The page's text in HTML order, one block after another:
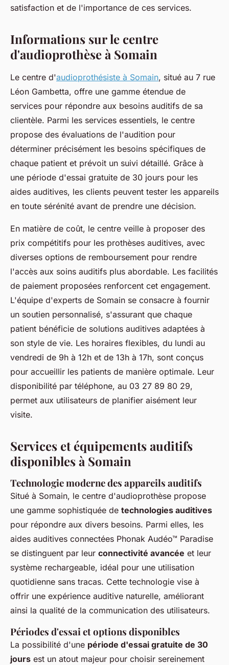
satisfaction et de l'importance de ces services.
Informations sur le centre
d'audioprothèse à Somain
Le centre d'audioprothésiste à Somain, situé au 7 rue
Léon Gambetta, offre une gamme étendue de
services pour répondre aux besoins auditifs de sa
clientèle. Parmi les services essentiels, le centre
propose des évaluations de l'audition pour
déterminer précisément les besoins spécifiques de
chaque patient et prévoit un suivi détaillé. Grâce à
une période d'essai gratuite de 30 jours pour les
aides auditives, les clients peuvent tester les appareils
en toute sérénité avant de prendre une décision.
En matière de coût, le centre veille à proposer des
prix compétitifs pour les prothèses auditives, avec
diverses options de remboursement pour rendre
l'accès aux soins auditifs plus abordable. Les facilités
de paiement proposées renforcent cet engagement.
L'équipe d'experts de Somain se consacre à fournir
un soutien personnalisé, s'assurant que chaque
patient bénéficie de solutions auditives adaptées à
son style de vie. Les horaires flexibles, du lundi au
vendredi de 9h à 12h et de 13h à 17h, sont conçus
pour accueillir les patients de manière optimale. Leur
disponibilité par téléphone, au 03 27 89 80 29,
permet aux utilisateurs de planifier aisément leur
visite.
Services et équipements auditifs
disponibles à Somain
Technologie moderne des appareils auditifs
Situé à Somain, le centre d'audioprothèse propose
une gamme sophistiquée de technologies auditives
pour répondre aux divers besoins. Parmi elles, les
aides auditives connectées Phonak Audéo™ Paradise
se distinguent par leur connectivité avancée et leur
système rechargeable, idéal pour une utilisation
quotidienne sans tracas. Cette technologie vise à
offrir une expérience auditive naturelle, améliorant
ainsi la qualité de la communication des utilisateurs.
Périodes d'essai et options disponibles
La possibilité d'une période d'essai gratuite de 30
jours est un atout majeur pour choisir sereinement